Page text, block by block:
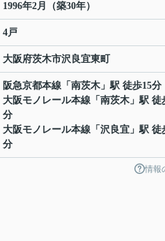
1996年2月（築30年）
4戸
大阪府茨木市沢良宜東町
阪急京都本線 「 南茨木 」駅 徒歩15分
大阪モノレール本線 「 南茨木 」駅 徒
分
大阪モノレール本線 「 沢良宜 」駅 徒
分
情報